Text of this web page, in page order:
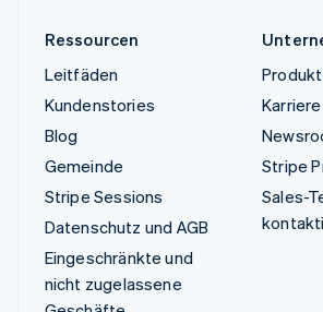
Ressourcen
Leitfäden
Kundenstories
Blog
Gemeinde
Stripe Sessions
Datenschutz und AGB
Eingeschränkte und
nicht zugelassene
Karriere
Stripe
Sales-